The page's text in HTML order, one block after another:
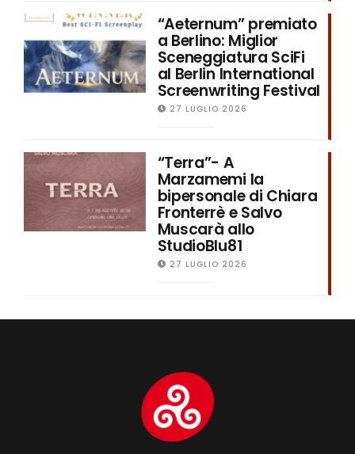
“Aeternum” premiato
a Berlino: Miglior
Sceneggiatura SciFi
al Berlin International
Screenwriting Festival
27 LUGLIO 2026
“Terra”- A
Marzamemi la
bipersonale di Chiara
Fronterrè e Salvo
Muscarà allo
StudioBlu81
27 LUGLIO 2026